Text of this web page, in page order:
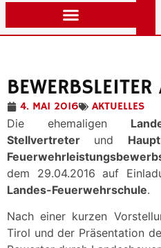
4. MAI 2016
AKTUELLES
Die ehemaligen
Stellvertreter und
dem 29.04.2016 auf
Landes-Feuerwehrschule.
Nach einer kurzen
Tirol und der Präsentation